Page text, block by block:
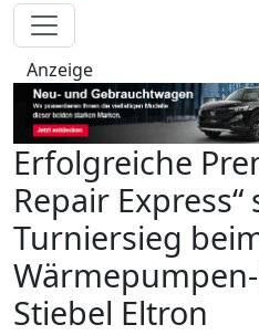
Anzeige
Erfolgreiche
Repair
Turniersieg
Stiebel Eltron